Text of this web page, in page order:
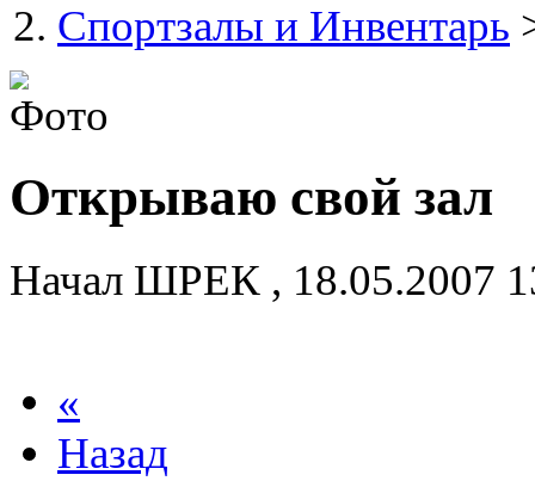
Спортзалы и Инвентарь
Открываю свой зал
Начал ШРЕК , 18.05.2007
«
Назад